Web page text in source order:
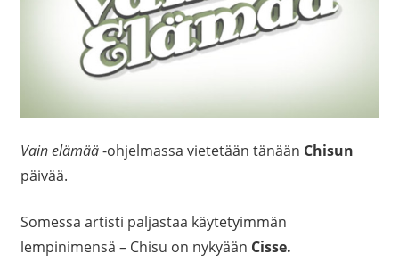
Vain elämää-ohjelmassa vietetään tänään Chisun
päivää.
Somessa artisti paljastaa käytetyimmän
lempinimensä – Chisu on nykyään Cisse.